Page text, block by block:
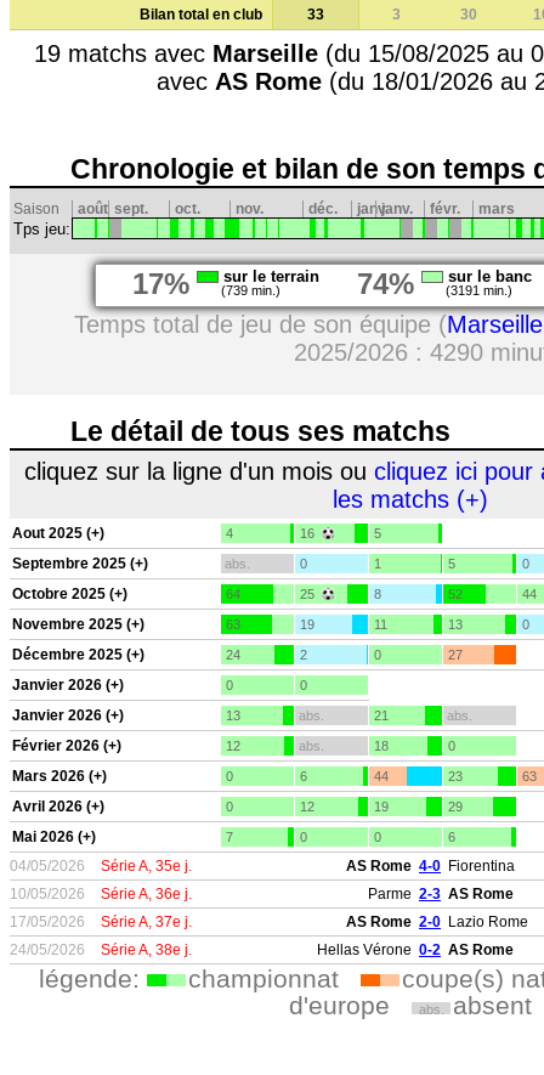
Bilan total en club
33 3 30
19 matchs avec Marseille(du 15/08/2025 au
avec AS Rome (du 18/01/2026 au
Chronologie et bilan de son temps
Saison août sept. oct. nov. déc. janv.janv. févr. mars
Tps jeu:
17% sur le terrain
(739 min.) 74% sur le banc
(3191 min.)
Temps total de jeu de son équipe (Marseille
2025/2026 : 4290
Le détail de tous ses matchs
cliquez sur la ligne d'un mois ou cliquez ici pour
les matchs (+)
Aout 2025 (+) 4 16 5
Septembre 2025 (+) abs. 0 1 5 0
Octobre 2025 (+) 64 25 8 52 44
Novembre 2025 (+) 63 19 11 13 0
Décembre 2025 (+) 24 2 0 27
Janvier 2026 (+) 0 0
Janvier 2026 (+) 13 abs. 21 abs.
Février 2026 (+) 12 abs. 18 0
Mars 2026 (+) 0 6 44 23 63
Avril 2026 (+) 0 12 19 29
Mai 2026 (+) 7 0 0 6
04/05/2026 Série A, 35e j. AS Rome 4-0 Fiorentina
10/05/2026
Série A, 36e j. Parme 2-3 AS Rome
17/05/2026
Série A, 37e j. AS Rome 2-0 Lazio Rome
24/05/2026
Série A, 38e j. Hellas Vérone 0-2 AS Rome
légende: championnat
coupe(s)
d'europe
abs. absent